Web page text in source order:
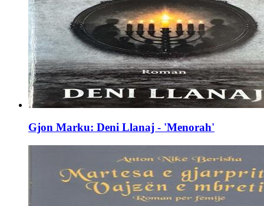
Gjon Marku: Deni Llanaj - 'Menorah'